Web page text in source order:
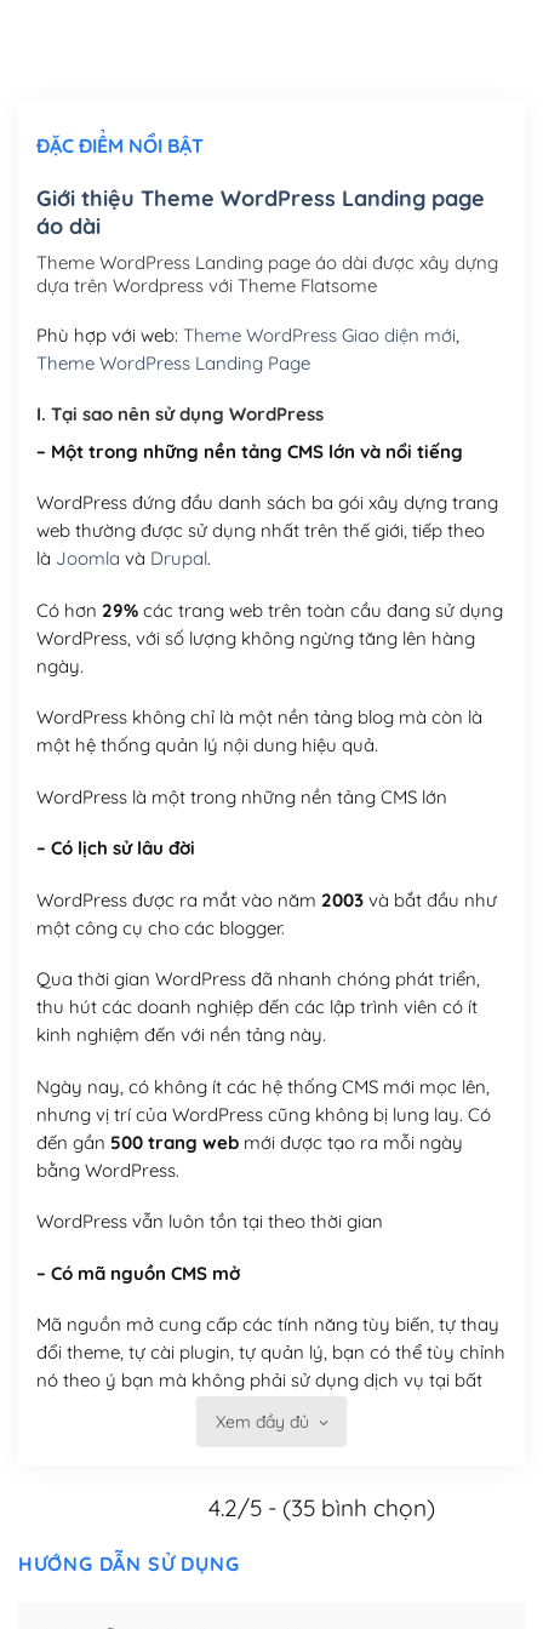
Mua thêm Host + Tên miền
Tên miền Việt Nam .vn (1 năm)
Hosting 2GB SSD (1 năm)(+450,000₫)
Hosting 3GB SSD (1 năm)(+550,000₫)
Hosting 5GB SSD (1 năm)(+650,000₫)
Hosting 8GB SSD (1 năm) (+950,000₫)
ĐẶC ĐIỂM NỔI BẬT
Giới thiệu Theme WordPress Landing page
áo dài
Theme WordPress Landing page áo dài được xây dựng
dựa trên Wordpress với Theme Flatsome
Phù hợp với web: Theme WordPress Giao diện mới,
Theme WordPress Landing Page
I. Tại sao nên sử dụng WordPress
– Một trong những nền tảng CMS lớn và nổi tiếng
WordPress đứng đầu danh sách ba gói xây dựng trang
web thường được sử dụng nhất trên thế giới, tiếp theo
là Joomla và Drupal.
Có hơn 29%các trang web trên toàn cầu đang sử dụng
WordPress, với số lượng không ngừng tăng lên hàng
ngày.
WordPress không chỉ là một nền tảng blog mà còn là
một hệ thống quản lý nội dung hiệu quả.
WordPress là một trong những nền tảng CMS lớn
– Có lịch sử lâu đời
WordPress được ra mắt vào năm 2003và bắt đầu như
một công cụ cho các blogger.
Qua thời gian WordPress đã nhanh chóng phát triển,
thu hút các doanh nghiệp đến các lập trình viên có ít
kinh nghiệm đến với nền tảng này.
Ngày nay, có không ít các hệ thống CMS mới mọc lên,
nhưng vị trí của WordPress cũng không bị lung lay. Có
đến gần 500 trang webmới được tạo ra mỗi ngày
bằng WordPress.
WordPress vẫn luôn tồn tại theo thời gian
– Có mã nguồn CMS mở
Mã nguồn mở cung cấp các tính năng tùy biến, tự thay
đổi theme, tự cài plugin, tự quản lý, bạn có thể tùy chỉnh
nó theo ý bạn mà không phải sử dụng dịch vụ tại bất
Xem đầy đủ
4.2/5 - (35 bình chọn)
HƯỚNG DẪN SỬ DỤNG